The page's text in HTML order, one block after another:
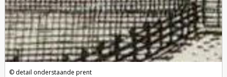
detail onderstaande prent